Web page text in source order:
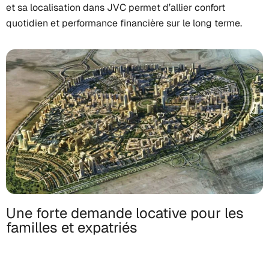
et sa localisation dans JVC permet d’allier confort
quotidien et performance financière sur le long terme.
Une forte demande locative pour les
familles et expatriés